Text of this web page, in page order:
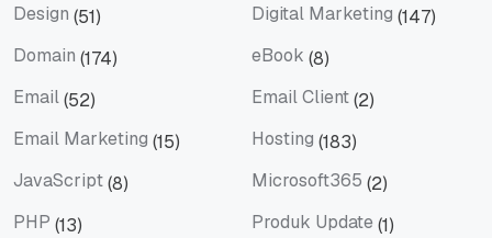
Design (51) Digital Marketing (147)
Domain (174) eBook (8)
Email(52) Email Client(2)
Email Marketing (15) Hosting (183)
JavaScript(8) Microsoft365 (2)
PHP (13) Produk Update (1)